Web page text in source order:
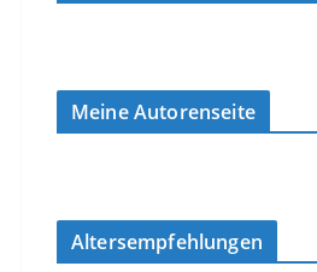
Meine Autorenseite
Altersempfehlungen